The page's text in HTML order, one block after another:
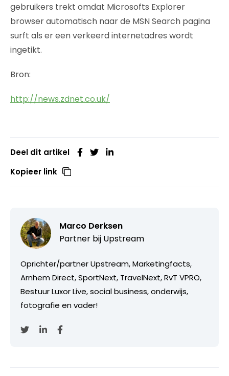
gebruikers trekt omdat Microsofts Explorer
browser automatisch naar de MSN Search pagina
surft als er een verkeerd internetadres wordt
ingetikt.
Bron:
http://news.zdnet.co.uk/
Deel dit artikel
Kopieer link
Marco Derksen
Partner bij Upstream
Oprichter/partner Upstream, Marketingfacts,
Arnhem Direct, SportNext, TravelNext, RvT VPRO,
Bestuur Luxor Live, social business, onderwijs,
fotografie en vader!